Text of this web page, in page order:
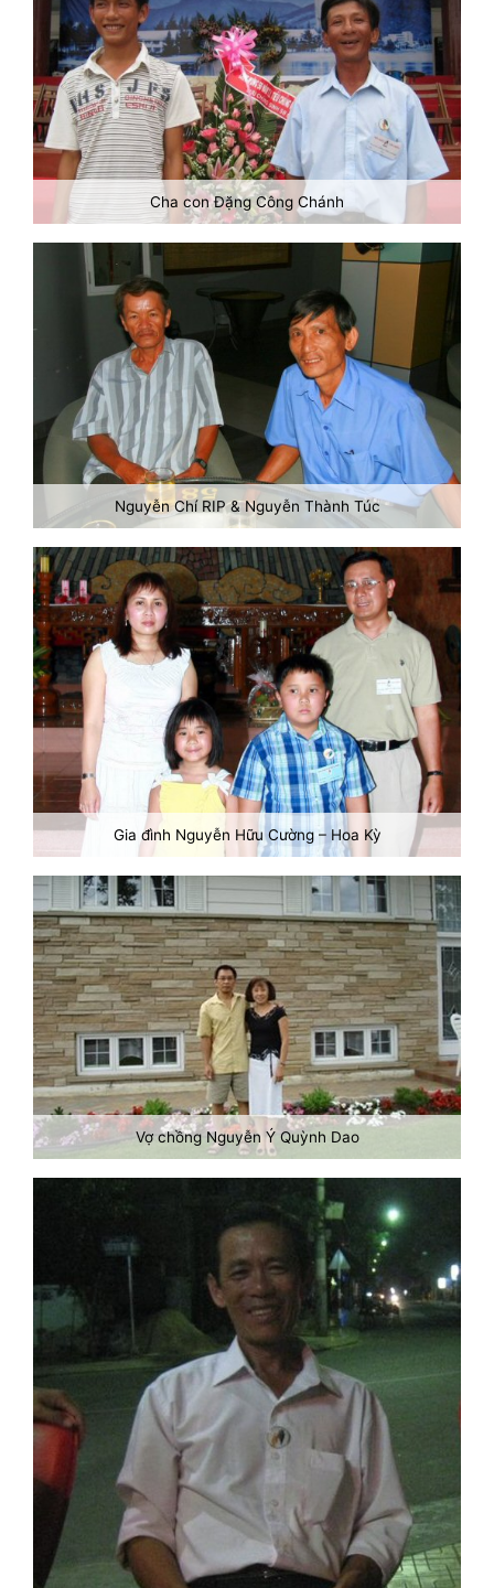
Cha con Đặng Công Chánh
Nguyễn Chí RIP & Nguyễn Thành Túc
Gia đình Nguyễn Hữu Cường – Hoa Kỳ
Vợ chồng Nguyễn Ý Quỳnh Dao